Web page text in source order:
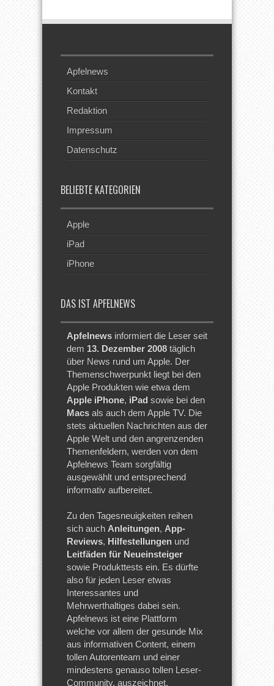
Apfelnews
Kontakt
Redaktion
Impressum
Datenschutz
BELIEBTE KATEGORIEN
Apple
iPad
iPhone
DAS IST APFELNEWS
Apfelnews informiert die Leser seit
dem 13. Dezember 2008 täglich
über News rund um Apple. Der
Themenschwerpunkt liegt bei den
Apple Produkten wie etwa dem
Apple iPhone, iPad sowie bei den
Macs als auch dem Apple TV. Die
stets aktuellen Nachrichten aus der
Apple Welt und den angrenzenden
Themenfeldern, werden von dem
Apfelnews Team sorgfältig
ausgewählt und entsprechend
informativ aufbereitet.
Zu den Tagesneuigkeiten reihen
sich auch Anleitungen, App-
Reviews, Hilfestellungen und
Leitfäden für Neueinsteiger
sowie Produkttests ein. Es dürfte
also für jeden Leser etwas
Interessantes und
Mehrwerthaltiges dabei sein.
Apfelnews ist eine Plattform
welche vor allem der gesunde Mix
aus informativen Content, einem
tollen Autorenteam und einer
mindestens genauso tollen Leser-
Community, auszeichnet.